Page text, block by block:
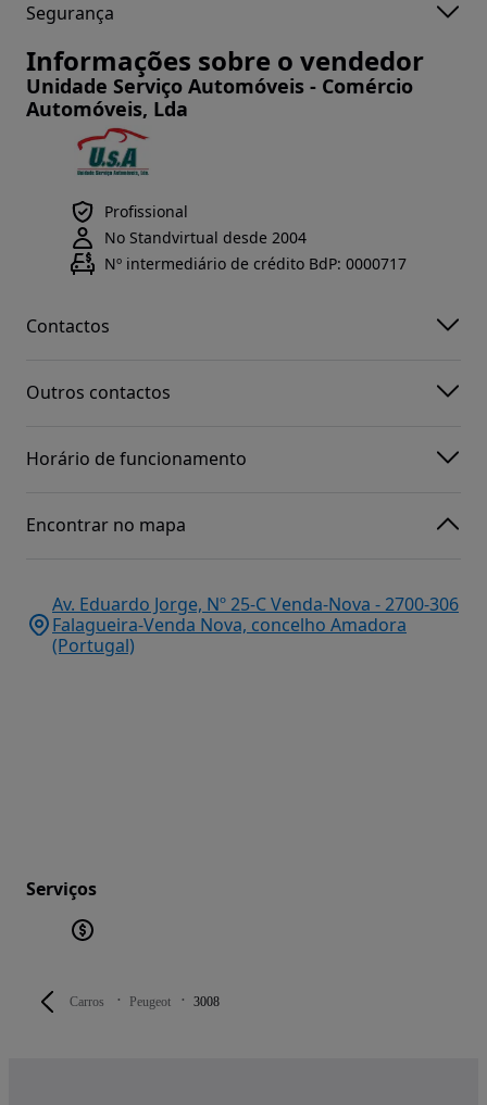
Carros Peugeot 3008
Segurança
Informações sobre o vendedor
Unidade Serviço Automóveis - Comércio
Automóveis, Lda
Profissional
No Standvirtual desde 2004
Nº intermediário de crédito BdP: 0000717
Contactos
Outros contactos
Horário de funcionamento
Encontrar no mapa
Av. Eduardo Jorge, Nº 25-C Venda-Nova - 2700-306
Falagueira-Venda Nova, concelho Amadora
(Portugal)
Serviços